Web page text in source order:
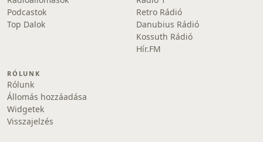
Podcastok
Top Dalok
Retro Rádió
Danubius Rádió
Kossuth Rádió
Hír.FM
RÓLUNK
Rólunk
Állomás hozzáadása
Widgetek
Visszajelzés